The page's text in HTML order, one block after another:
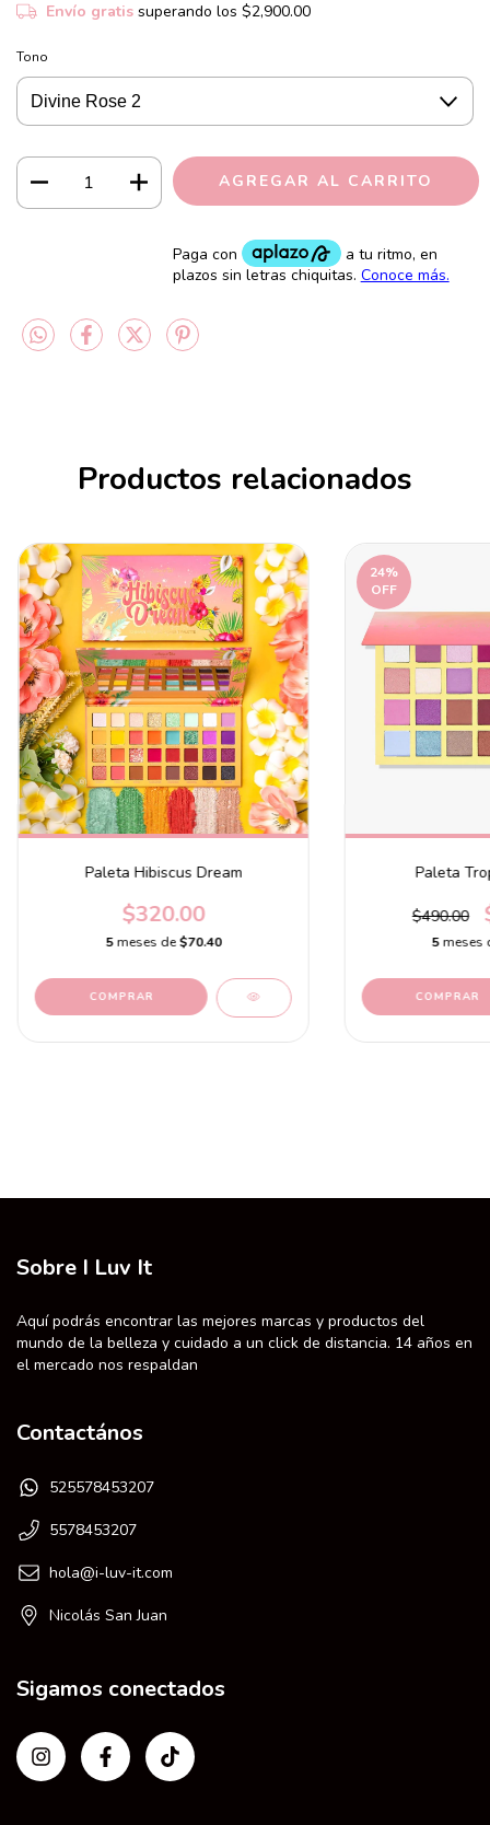
Envío gratis superando los $2,900.00
Tono
Productos relacionados
Paleta Hibiscus Dream
$320.00
5 meses de$70.40
24%
OFF
Paleta
$490.00
5meses
Sobre I Luv It
Aquí podrás encontrar las mejores marcas y productos del
mundo de la belleza y cuidado a un click de distancia. 14 años en
el mercado nos respaldan
Contactános
525578453207
5578453207
hola@i-luv-it.com
Nicolás San Juan
Sigamos conectados